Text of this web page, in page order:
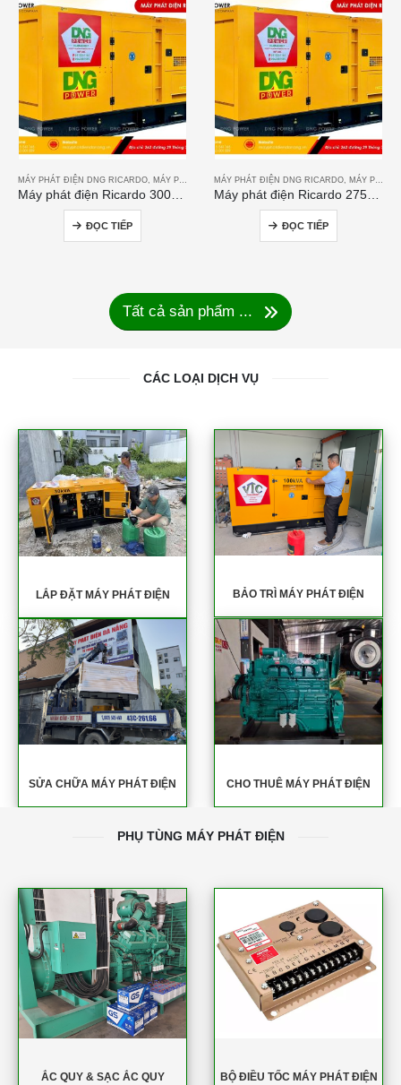
MÁY PHÁT ĐIỆN DNG RICARDO MÁY PHÁT ĐIỆN RICARDO
ĐỌC TIẾP
MÁY PHÁT ĐIỆN DNG RICARDO MÁY PHÁT ĐIỆN RICARDO
ĐỌC TIẾP
Tất cả sản phẩm ...
CÁC LOẠI DỊCH VỤ
LẮP ĐẶT MÁY PHÁT ĐIỆN BẢO TRÌ MÁY PHÁT ĐIỆN
SỬA CHỮA MÁY PHÁT ĐIỆN CHO THUÊ MÁY PHÁT ĐIỆN
PHỤ TÙNG MÁY PHÁT ĐIỆN
ẮC QUY & SẠC ẮC QUY BỘ ĐIỀU TỐC MÁY PHÁT ĐIỆN